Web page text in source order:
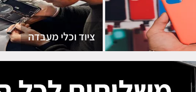
ציוד וכלי מעבדה